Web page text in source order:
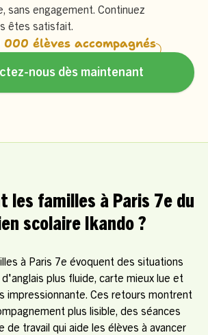
sans engagement. Continuez
êtes satisfait.
000 élèves accompagnés
nous dès maintenant
les familles à Paris 7e du
scolaire Ikando ?
à Paris 7e évoquent des situations
plus fluide, carte mieux lue et
impressionnante. Ces retours montrent
plus lisible, des séances
de travail qui aide les élèves à avancer